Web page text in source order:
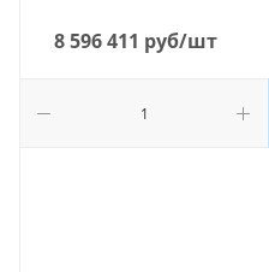
8 596 411 руб/шт